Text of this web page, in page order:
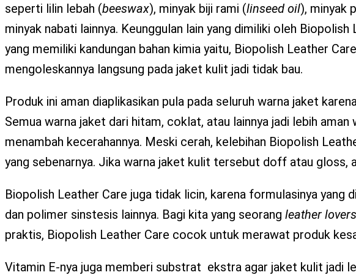
seperti lilin lebah (beeswax), minyak biji rami (linseed oil), minyak
minyak nabati lainnya. Keunggulan lain yang dimiliki oleh
yang memiliki kandungan bahan kimia yaitu, Biopolish Leather
mengoleskannya langsung pada jaket kulit jadi tidak bau.
Produk ini aman diaplikasikan pula pada seluruh warna jaket
Semua warna jaket dari hitam, coklat, atau lainnya jadi lebih
menambah kecerahannya. Meski cerah, kelebihan Biopolish
yang sebenarnya. Jika warna jaket kulit tersebut doff atau gloss,
Biopolish Leather Care juga tidak licin, karena formulasinya yang
dan polimer sinstesis lainnya. Bagi kita yang seorang leather lovers
praktis, Biopolish Leather Care cocok untuk merawat produk
Vitamin E-nya juga memberi substrat ekstra agar jaket kulit jadi